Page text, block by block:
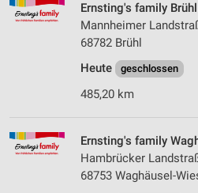
Ernsting's family Brühl
Mannheimer
68782 Brühl
Heute
geschlossen
485,20 km
Ernsting's family
Hambrücker
68753 Waghäusel-